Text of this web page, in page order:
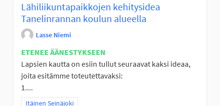
Lähiliikuntapaikkojen kehitysidea
Tanelinrannan koulun alueella
Lasse Niemi
ETENEE ÄÄNESTYKSEEN
Lapsien kautta on esiin tullut seuraavat kaksi ideaa,
joita esitämme toteutettavaksi:
1....
Rajaa tulokset teeman mukaan: Itäinen Seinäjoki
Itäinen Seinäjoki